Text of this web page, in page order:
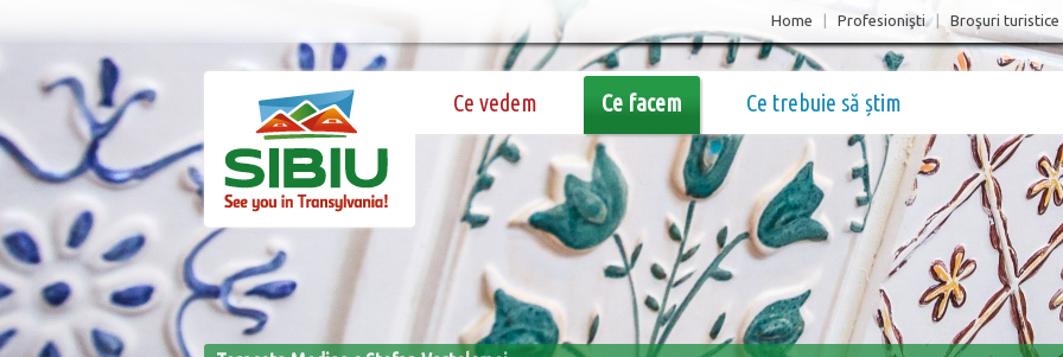
Home Profesionişti Broşuri turistice
Ce vedem Ce facem Ce trebuie să știm